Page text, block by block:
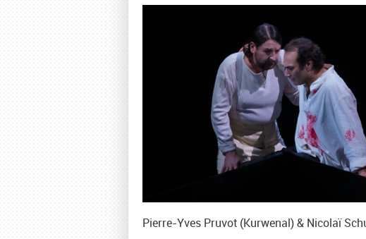
Pierre-Yves Pruvot (Kurwenal) & Nicolaï